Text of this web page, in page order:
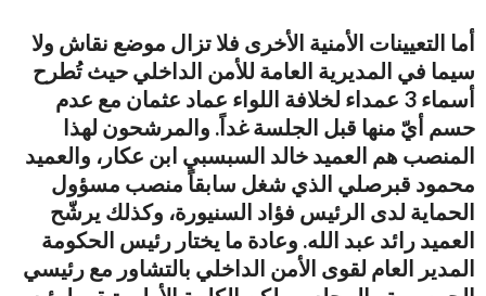
أما التعيينات الأمنية الأخرى فلا تزال موضع نقاش ولا
سيما في المديرية العامة للأمن الداخلي حيث تُطرح
أسماء 3 عمداء لخلافة اللواء عماد عثمان مع عدم
حسم أيّ منها قبل الجلسة غداً. والمرشحون لهذا
المنصب هم العميد خالد السبسبي ابن عكار، والعميد
محمود قبرصلي الذي شغل سابقاً منصب مسؤول
الحماية لدى الرئيس فؤاد السنيورة، وكذلك يرشّح
العميد رائد عبد الله. وعادة ما يختار رئيس الحكومة
المدير العام لقوى الأمن الداخلي بالتشاور مع رئيسي